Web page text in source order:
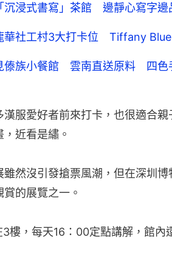
沉浸式書寫」茶館 邊靜心寫字邊
華社工村3大打卡位 Tiffany
傣族小餐館 雲南直送原料 四色
漢服愛好者前來打卡，也很適合
近看是繡。
雖然沒引發搶票風潮，但在深圳
的展覽之一。
樓，每天16：00定點講解，館內